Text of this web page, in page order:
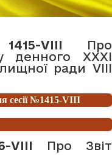
VIII Про
денного ХХХІ
ради VІIІ
сесії №1415-VIII
VIII Про Звіт